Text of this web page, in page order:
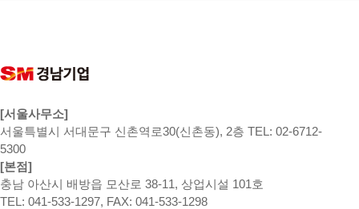
[서울사무소]
서울특별시 서대문구 신촌역로30(신촌동), 2층 TEL: 02-6712-
5300
[본점]
충남 아산시 배방읍 모산로 38-11, 상업시설 101호
TEL: 041-533-1297, FAX: 041-533-1298